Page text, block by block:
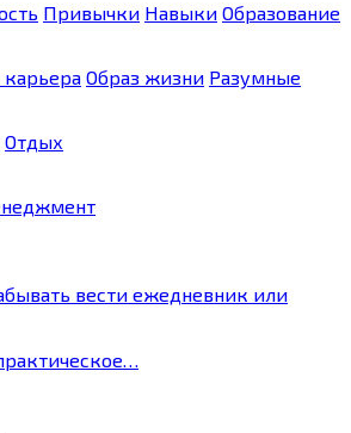
Привычки Навыки Образование
карьера Образ жизни Разумные
Отдых
вести ежедневник или